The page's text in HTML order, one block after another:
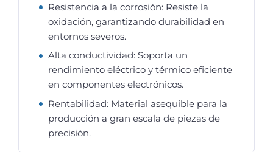
Resistencia a la corrosión: Resiste la
oxidación, garantizando durabilidad en
entornos severos.
Alta conductividad: Soporta un
rendimiento eléctrico y térmico eficiente
en componentes electrónicos.
Rentabilidad: Material asequible para la
producción a gran escala de piezas de
precisión.